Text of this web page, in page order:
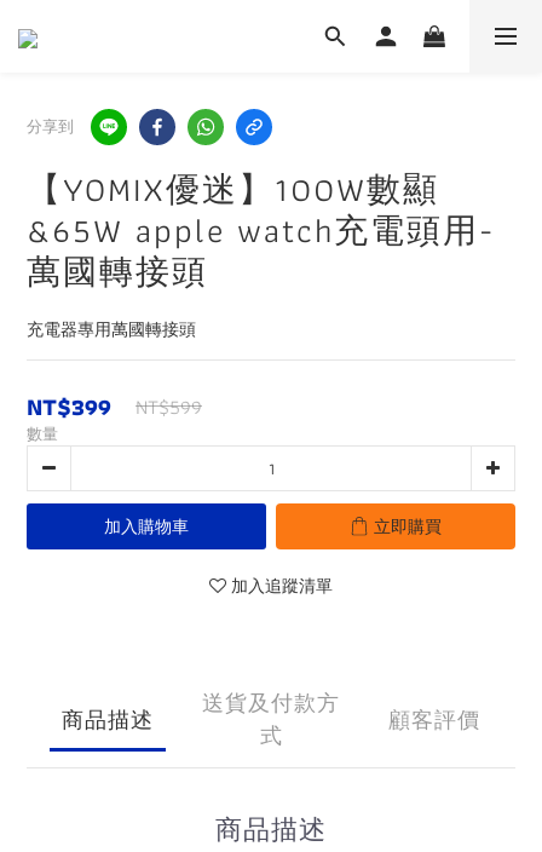
分享到
【YOMIX優迷】100W數顯
&65W apple watch充電頭用-
萬國轉接頭
充電器專用萬國轉接頭
NT$399 NT$599
數量
加入購物車 立即購買
加入追蹤清單
商品描述
送貨及付款方
式
顧客評價
商品描述